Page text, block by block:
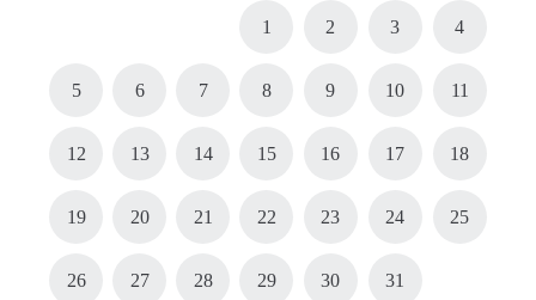
1 2 3 4
5 6 7 8 9 10 11
12 13 14 15 16 17 18
19 20 21 22 23 24 25
26 27 28 29 30 31